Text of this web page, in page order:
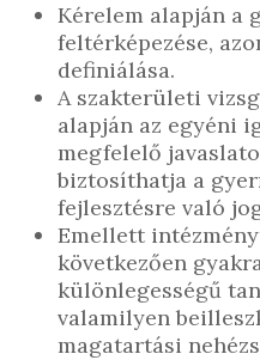
Kérelem alapján a
feltérképezése,
definiálása.
A szakterületi
alapján az egyéni
megfelelő
biztosíthatja a
fejlesztésre való
Emellett
következően
különlegességű
valamilyen
magatartási